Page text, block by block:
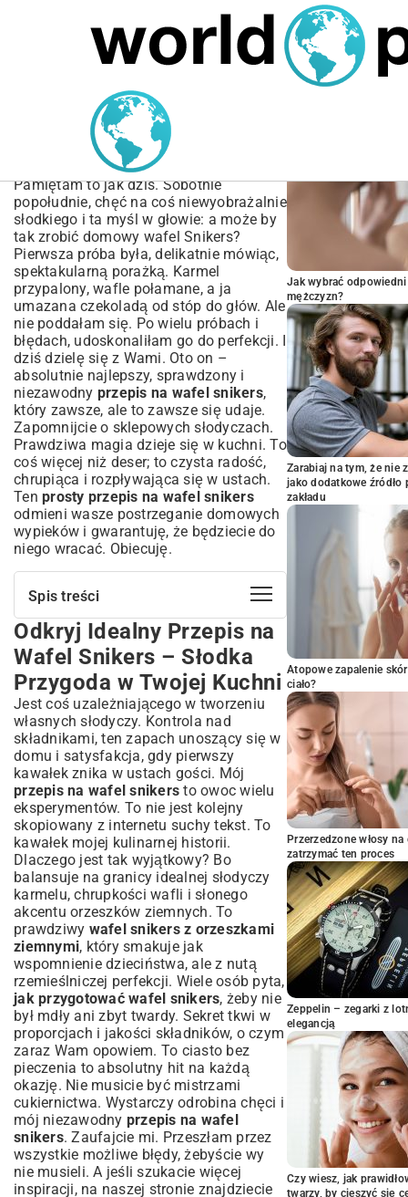
MARIUSZ ŁAMAGA 04.10.2025
Przepis na Wafel Snikers:
Jak Zrobić Idealny
Domowy Deser
Pamiętam to jak dziś. Sobotnie
popołudnie, chęć na coś niewyobrażalnie
słodkiego i ta myśl w głowie: a może by
tak zrobić domowy wafel Snikers?
Pierwsza próba była, delikatnie mówiąc,
spektakularną porażką. Karmel
przypalony, wafle połamane, a ja
umazana czekoladą od stóp do głów. Ale
nie poddałam się. Po wielu próbach i
błędach, udoskonaliłam go do perfekcji. I
dziś dzielę się z Wami. Oto on –
absolutnie najlepszy, sprawdzony i
niezawodny przepis na wafel snikers,
który zawsze, ale to zawsze się udaje.
Zapomnijcie o sklepowych słodyczach.
Prawdziwa magia dzieje się w kuchni. To
coś więcej niż deser; to czysta radość,
chrupiąca i rozpływająca się w ustach.
Ten prosty przepis na wafel snikers
odmieni wasze postrzeganie domowych
wypieków i gwarantuję, że będziecie do
niego wracać. Obiecuję.
Spis treści
Odkryj Idealny Przepis na Wafel Snikers
– Słodka Przygoda w Twojej Kuchni
Składniki na Twój Domowy Wafel
Snikers – Co Będziesz Potrzebować?
Lista zakupów na chrupiące wafle
Niezbędne produkty do kremu
karmelowego
Składniki na orzechową posypkę i polewę
czekoladową
Krok po Kroku: Jak Przygotować Wafel
Snikers – Pełna Instrukcja
Przygotowanie wafli – baza Twojego
deseru
Tajniki idealnego kremu karmelowego
Łączenie warstw – montaż waflowego
arcydzieła
Wykończenie i dekoracja: polewa i orzeszki
Sekrety Perfekcyjnego Wafla Snikers –
Porady Mistrza Cukiernictwa
Najczęstsze błędy, których należy unikać
Jak przechowywać wafel snikers, aby
zachował świeżość?
Wariacje i Dodatki do Wafla Snikers –
Zaskocz Swoich Gości
Alternatywne składniki i pomysły na
dekoracje
Wafel snikers w wersji bezglutenowej lub
wegańskiej
Podsumowanie: Dlaczego Warto
Spróbować Przepisu na Wafel Snikers?
Odkryj Idealny Przepis na
Wafel Snikers – Słodka
Przygoda w Twojej Kuchni
Jest coś uzależniającego w tworzeniu
własnych słodyczy. Kontrola nad
składnikami, ten zapach unoszący się w
domu i satysfakcja, gdy pierwszy
kawałek znika w ustach gości. Mój
przepis na wafel snikers to owoc wielu
eksperymentów. To nie jest kolejny
skopiowany z internetu suchy tekst. To
kawałek mojej kulinarnej historii.
Dlaczego jest tak wyjątkowy? Bo
balansuje na granicy idealnej słodyczy
karmelu, chrupkości wafli i słonego
akcentu orzeszków ziemnych. To
prawdziwy wafel snikers z orzeszkami
ziemnymi, który smakuje jak
wspomnienie dzieciństwa, ale z nutą
rzemieślniczej perfekcji. Wiele osób pyta,
jak przygotować wafel snikers, żeby nie
był mdły ani zbyt twardy. Sekret tkwi w
proporcjach i jakości składników, o czym
zaraz Wam opowiem. To ciasto bez
pieczenia to absolutny hit na każdą
okazję. Nie musicie być mistrzami
cukiernictwa. Wystarczy odrobina chęci i
mój niezawodny przepis na wafel
snikers. Zaufajcie mi. Przeszłam przez
wszystkie możliwe błędy, żebyście wy
nie musieli. A jeśli szukacie więcej
inspiracji, na naszej stronie znajdziecie
Jak wybrać
mężczyzn?
Zarabiaj na tym, że nie
jako dodatkowe
zakładu
Atopowe zapalenie
ciało?
Przerzedzone włosy
zatrzymać ten proces
Zeppelin – zegarki z
elegancją
Czy wiesz, jak
twarzy, by cieszyć się